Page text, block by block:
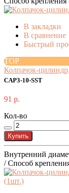
В закладки
В сравнение
Быстрый
TOP
Колпачок-
CAP3-10-SST
91 р.
Кол-во
Купить
Внутренний
/ Способ